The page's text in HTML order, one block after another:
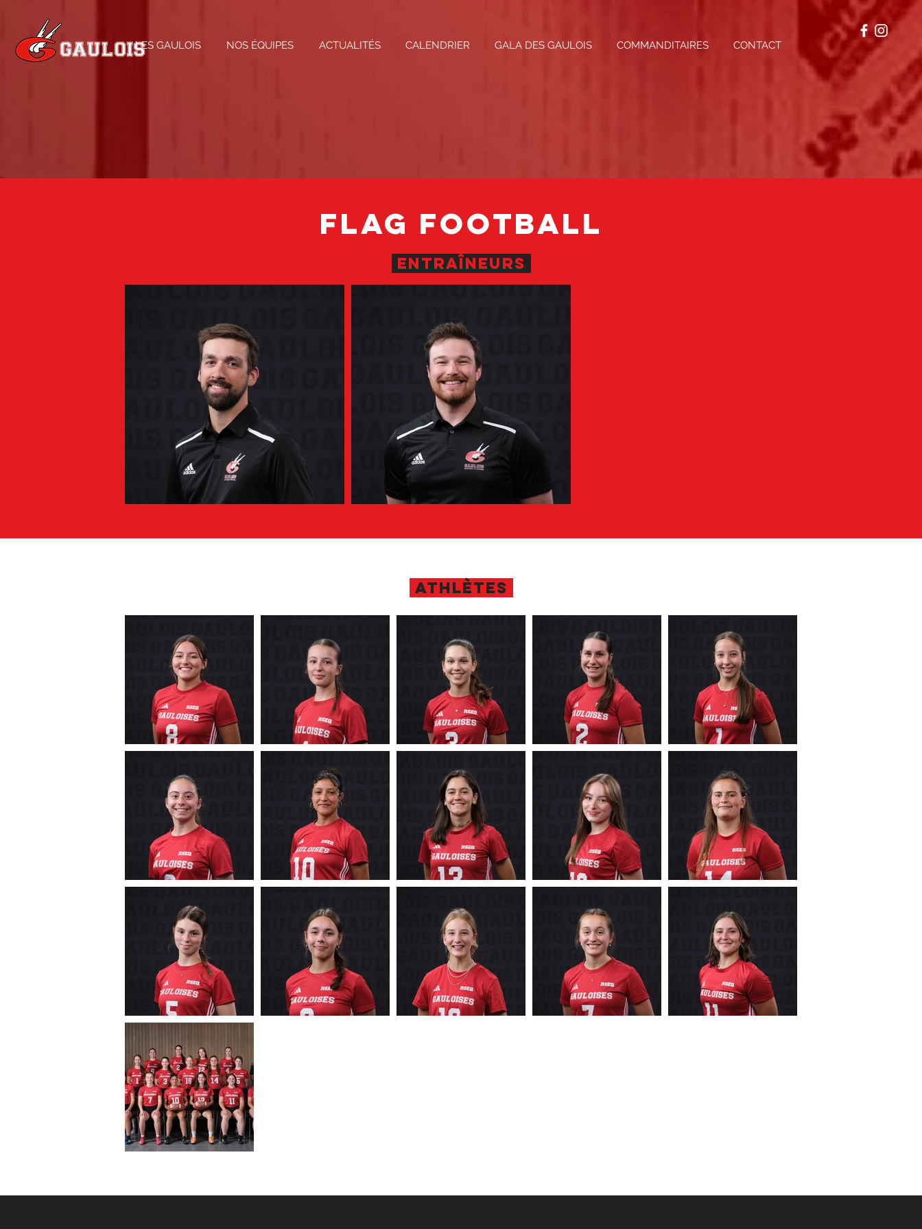
LES GAULOIS NOS ÉQUIPES ACTUALITÉS CALENDRIER GALA DES GAULOIS COMMANDITAIRES CONTACT
FLAG FOOTBALL
entraîneuRS
Athlètes